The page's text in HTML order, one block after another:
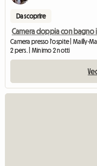
Da scoprire
Camera doppia con bagno
Camera presso l'ospite | Mailly-
2 pers. | Minimo 2 notti